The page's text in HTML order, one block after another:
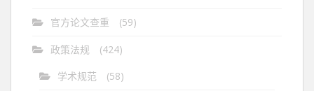
官方论文查重 (59)
政策法规
(424)
学术规范
(58)